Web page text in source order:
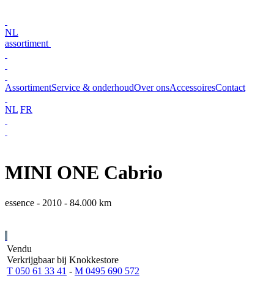
NL
assortiment
AssortimentService & onderhoudOver onsAccessoiresContact
NL FR
MINI ONE Cabrio
essence - 2010 - 84.000 km
Vendu
Verkrijgbaar bij Knokkestore
T 050 61 33 41 - M 0495 690 572